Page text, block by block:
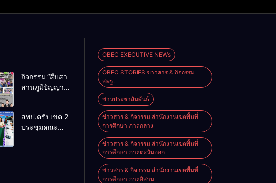
กิจกรรม “สืบสา
สานภูมิปัญญา
โรงเรียนบ้านสัน
พระเนตร ประจำ
สพป.ตรัง เขต 2
ประชุมคณะ
OBEC EXECUTIVE NEWs
OBEC STORIES ข่าวสาร & กิจกรรม
สพฐ.
ข่าวประชาสัมพันธ์
ข่าวสาร & กิจกรรม สำนักงานเขตพื้นที่
การศึกษา ภาคกลาง
ข่าวสาร & กิจกรรม สำนักงานเขตพื้นที่
การศึกษา ภาคตะวันออก
ข่าวสาร & กิจกรรม สำนักงานเขตพื้นที่
การศึกษา ภาคอิสาน